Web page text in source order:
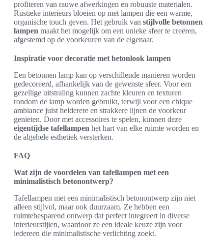
profiteren van rauwe afwerkingen en robuuste materialen.
Rustieke interieurs bloeien op met lampen die een warme,
organische touch geven. Het gebruik van stijlvolle betonnen
lampen maakt het mogelijk om een unieke sfeer te creëren,
afgestemd op de voorkeuren van de eigenaar.
Inspiratie voor decoratie met betonlook lampen
Een betonnen lamp kan op verschillende manieren worden
gedecoreerd, afhankelijk van de gewenste sfeer. Voor een
gezellige uitstraling kunnen zachte kleuren en texturen
rondom de lamp worden gebruikt, terwijl voor een chique
ambiance juist helderere en strakkere lijnen de voorkeur
genieten. Door met accessoires te spelen, kunnen deze
eigentijdse tafellampen het hart van elke ruimte worden en
de algehele esthetiek versterken.
FAQ
Wat zijn de voordelen van tafellampen met een
minimalistisch betonontwerp?
Tafellampen met een minimalistisch betonontwerp zijn niet
alleen stijlvol, maar ook duurzaam. Ze hebben een
ruimtebesparend ontwerp dat perfect integreert in diverse
interieurstijlen, waardoor ze een ideale keuze zijn voor
iedereen die minimalistische verlichting zoekt.